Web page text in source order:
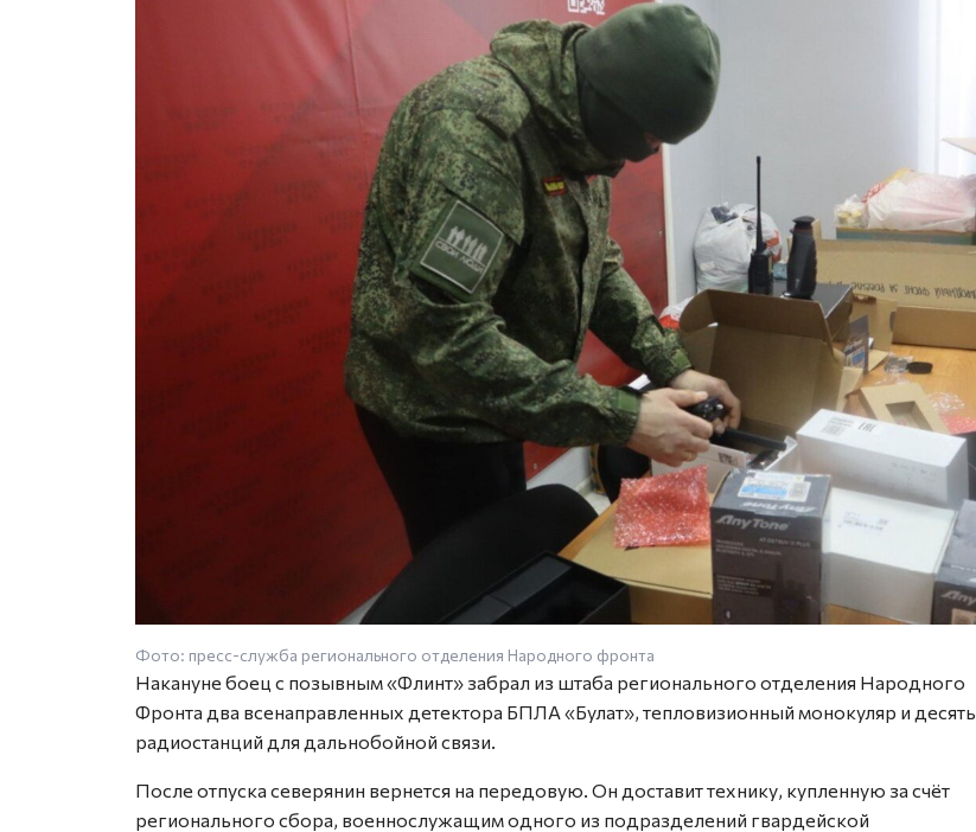
Фото: пресс-служба регионального отделения Народного фронта
Накануне боец с позывным «Флинт» забрал из штаба регионального отделения Народного
Фронта два всенаправленных детектора БПЛА «Булат», тепловизионный монокуляр и десять
радиостанций для дальнобойной связи.
После отпуска северянин вернется на передовую. Он доставит технику, купленную за счёт
регионального сбора, военнослужащим одного из подразделений гвардейской